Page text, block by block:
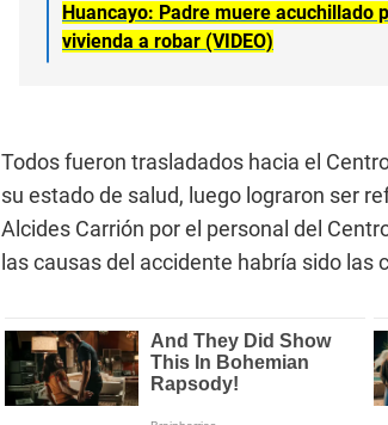
Huancayo: Padre muere acuchillado
vivienda a robar (VIDEO)
Todos fueron trasladados hacia el
su estado de salud, luego lograron ser
Alcides Carrión por el personal del
las causas del accidente habría sido las